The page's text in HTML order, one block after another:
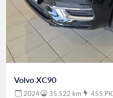
Volvo XC90
2024 35.522 km 455 PK